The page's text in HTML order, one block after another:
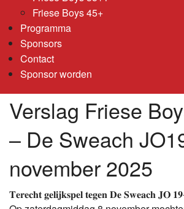
Friese Boys 45+
Programma
Sponsors
Contact
Sponsor worden
Verslag Friese
– De Sweach
november 2025
𝐓𝐞𝐫𝐞𝐜𝐡𝐭 𝐠𝐞𝐥𝐢𝐣𝐤𝐬𝐩𝐞𝐥 𝐭𝐞𝐠𝐞𝐧 𝐃𝐞 𝐒𝐰𝐞𝐚𝐜𝐡 𝐉𝐎